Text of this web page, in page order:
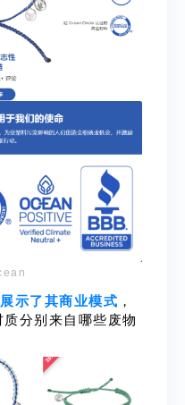
展示了其商业模式 ，
分别来自哪些废物